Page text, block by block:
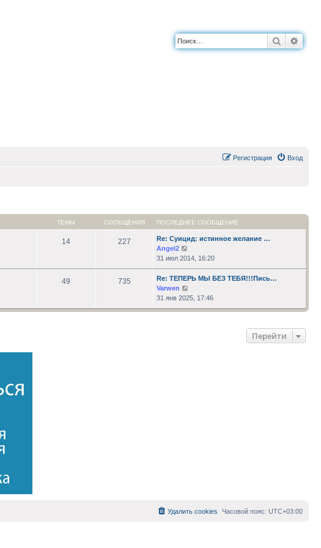
Поиск
Вход
Регистрация
ТЕМЫ СООБЩЕНИЯ ПОСЛЕДНЕЕ СООБЩЕНИЕ
14 227
Re: Суицид: истинное желание …
Angel2
к
последнему
сообщению
31 июл 2014, 16:20
49 735
Re: ТЕПЕРЬ МЫ БЕЗ ТЕБЯ!!!Пись…
Varwen
к
последнему
31 янв 2025, 17:46
Перейти
Часовой пояс: UTC+03:00
Удалить cookies